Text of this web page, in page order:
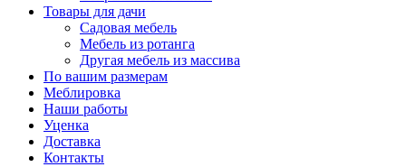
Товары для дачи
Садовая мебель
Мебель из ротанга
Другая мебель из массива
По вашим размерам
Меблировка
Наши работы
Уценка
Доставка
Контакты